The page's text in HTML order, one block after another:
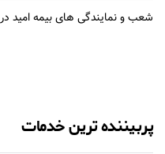
شعب و نمایندگی های بیمه امید
پربیننده ترین خدمات